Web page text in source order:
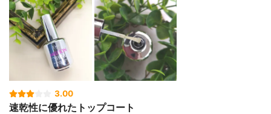
3.00
速乾性に優れたトップコート